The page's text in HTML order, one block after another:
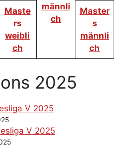
männli
ch
Maste
rs
weibli
ch
Master
s
männli
ch
2025
V 2025
V 2025